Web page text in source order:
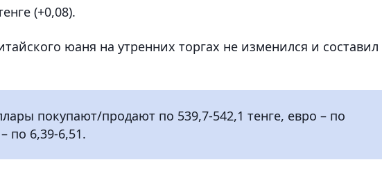
(+0,08).
юаня на утренних торгах не изменился и составил
покупают/продают по 539,7-542,1 тенге, евро – по
по 6,39-6,51.